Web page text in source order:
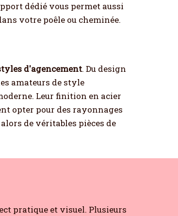
dédié vous permet aussi
votre poêle ou cheminée.
d'agencement. Du design
amateurs de style
Leur finition en acier
opter pour des rayonnages
de véritables pièces de
pratique et visuel. Plusieurs